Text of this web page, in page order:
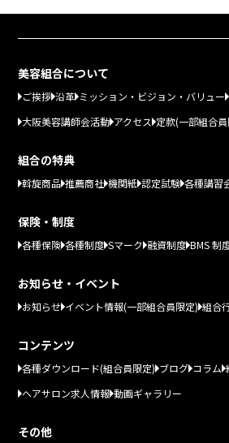
美容組合について
ご挨拶 沿革 ミッション・ビジョン・バリュー
大阪美容講師会活動 アクセス 定款(一部組合
組合の特典
斡旋商品 推薦商社 機関紙 認定試験 各種講習
保険・制度
各種保険 各種制度 Sマーク 融資制度 BMS 制
お知らせ・イベント
お知らせ イベント情報(一部組合員限定) 組合
コンテンツ
各種ダウンロード(組合員限定) ブログ コラム
ヘアサロン求人情報 動画ギャラリー
その他